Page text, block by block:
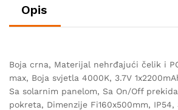
Opis
Boja crna, Materijal nehrđajući čelik i
max, Boja svjetla 4000K, 3.7V
Sa solarnim panelom, Sa On/Off
pokreta, Dimenzije Fi160x500mm, IP54,